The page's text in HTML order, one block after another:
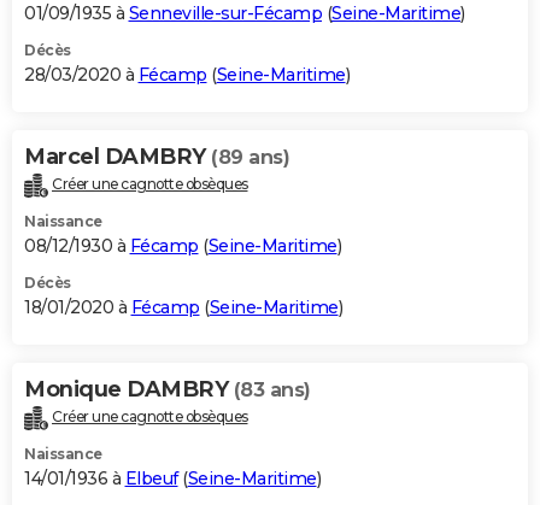
01/09/1935 à Senneville-sur-Fécamp (Seine-Maritime)
Décès
28/03/2020 à Fécamp (Seine-Maritime)
Marcel DAMBRY (89 ans)
Créer une cagnotte obsèques
Naissance
08/12/1930 à Fécamp (Seine-Maritime)
Décès
18/01/2020 à Fécamp (Seine-Maritime)
Monique DAMBRY (83 ans)
Créer une cagnotte obsèques
Naissance
14/01/1936 à Elbeuf(Seine-Maritime)